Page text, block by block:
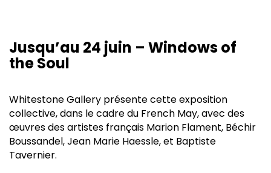
Jusqu’au 24 juin – Windows of
the Soul
Whitestone Gallery présente cette exposition
collective, dans le cadre du French May, avec des
œuvres des artistes français Marion Flament, Béchir
Boussandel, Jean Marie Haessle, et Baptiste
Tavernier.